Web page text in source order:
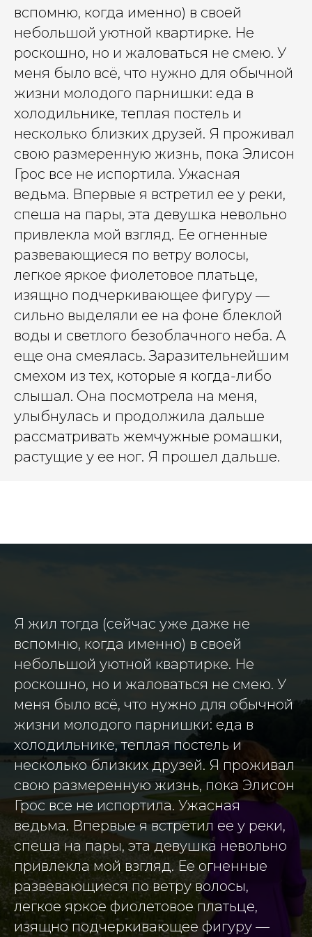
вспомню, когда именно) в своей
небольшой уютной квартирке. Не
роскошно, но и жаловаться не смею. У
меня было всё, что нужно для обычной
жизни молодого парнишки: еда в
холодильнике, теплая постель и
несколько близких друзей. Я проживал
свою размеренную жизнь, пока Элисон
Грос все не испортила. Ужасная
ведьма. Впервые я встретил ее у реки,
спеша на пары, эта девушка невольно
привлекла мой взгляд. Ее огненные
развевающиеся по ветру волосы,
легкое яркое фиолетовое платьце,
изящно подчеркивающее фигуру —
сильно выделяли ее на фоне блеклой
воды и светлого безоблачного неба. А
еще она смеялась. Заразительнейшим
смехом из тех, которые я когда-либо
слышал. Она посмотрела на меня,
улыбнулась и продолжила дальше
рассматривать жемчужные ромашки,
растущие у ее ног. Я прошел дальше.
Я жил тогда (сейчас уже даже не
вспомню, когда именно) в своей
небольшой уютной квартирке. Не
роскошно, но и жаловаться не смею. У
меня было всё, что нужно для обычной
жизни молодого парнишки: еда в
холодильнике, теплая постель и
несколько близких друзей. Я проживал
свою размеренную жизнь, пока Элисон
Грос все не испортила. Ужасная
ведьма. Впервые я встретил ее у реки,
спеша на пары, эта девушка невольно
привлекла мой взгляд. Ее огненные
развевающиеся по ветру волосы,
легкое яркое фиолетовое платьце,
изящно подчеркивающее фигуру —